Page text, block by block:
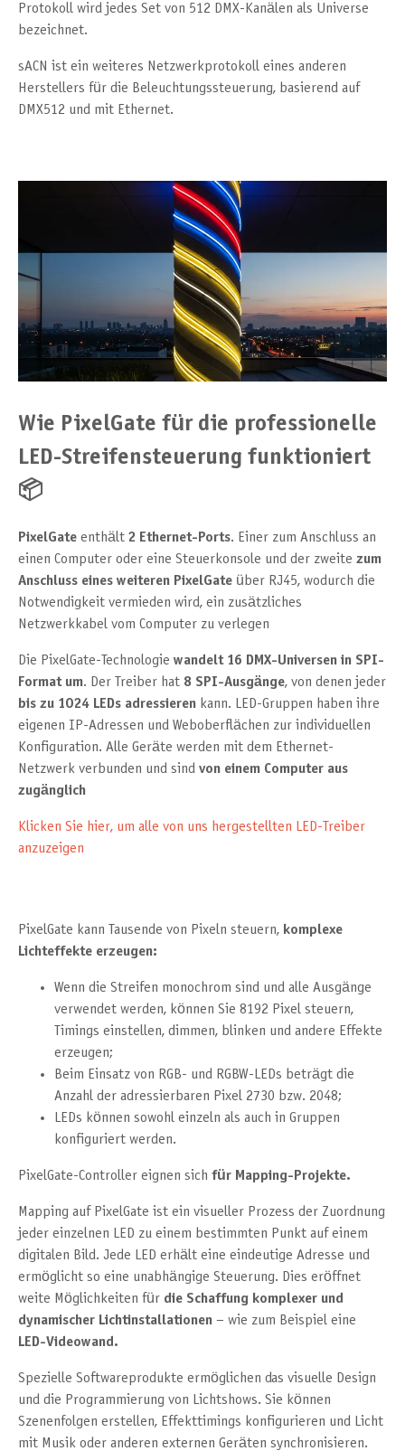
Protokoll wird jedes Set von 512 DMX-Kanälen als Universe
bezeichnet.
sACN ist ein weiteres Netzwerkprotokoll eines anderen
Herstellers für die Beleuchtungssteuerung, basierend auf
DMX512 und mit Ethernet.
Wie PixelGate für die professionelle
LED-Streifensteuerung funktioniert
📦
PixelGate enthält 2 Ethernet-Ports. Einer zum Anschluss an
einen Computer oder eine Steuerkonsole und der zweite zum
Anschluss eines weiteren PixelGate über RJ45, wodurch die
Notwendigkeit vermieden wird, ein zusätzliches
Netzwerkkabel vom Computer zu verlegen
Die PixelGate-Technologie wandelt 16 DMX-Universen in SPI-
Format um. Der Treiber hat 8 SPI-Ausgänge, von denen jeder
bis zu 1024 LEDs adressieren kann. LED-Gruppen haben ihre
eigenen IP-Adressen und Weboberflächen zur individuellen
Konfiguration. Alle Geräte werden mit dem Ethernet-
Netzwerk verbunden und sind von einem Computer aus
zugänglich
Klicken Sie hier, um alle von uns hergestellten LED-Treiber
anzuzeigen
PixelGate kann Tausende von Pixeln steuern, komplexe
Lichteffekte erzeugen:
Wenn die Streifen monochrom sind und alle Ausgänge
verwendet werden, können Sie 8192 Pixel steuern,
Timings einstellen, dimmen, blinken und andere Effekte
erzeugen;
Beim Einsatz von RGB- und RGBW-LEDs beträgt die
Anzahl der adressierbaren Pixel 2730 bzw. 2048;
LEDs können sowohl einzeln als auch in Gruppen
konfiguriert werden.
PixelGate-Controller eignen sich für Mapping-Projekte.
Mapping auf PixelGate ist ein visueller Prozess der Zuordnung
jeder einzelnen LED zu einem bestimmten Punkt auf einem
digitalen Bild. Jede LED erhält eine eindeutige Adresse und
ermöglicht so eine unabhängige Steuerung. Dies eröffnet
weite Möglichkeiten für die Schaffung komplexer und
dynamischer Lichtinstallationen – wie zum Beispiel eine
LED-Videowand.
Spezielle Softwareprodukte ermöglichen das visuelle Design
und die Programmierung von Lichtshows. Sie können
Szenenfolgen erstellen, Effekttimings konfigurieren und Licht
mit Musik oder anderen externen Geräten synchronisieren.